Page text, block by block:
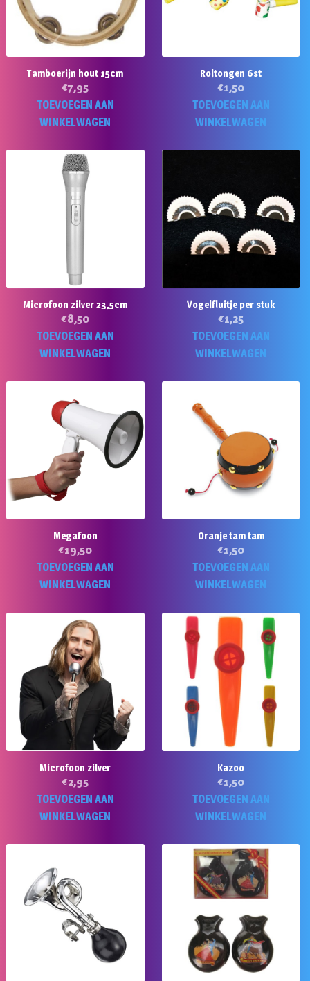
Tamboerijn hout 15cm
€7,95
TOEVOEGEN AAN
WINKELWAGEN
Roltongen 6st
€1,50
TOEVOEGEN AAN
WINKELWAGEN
Microfoon zilver 23,5cm
€8,50
TOEVOEGEN AAN
WINKELWAGEN
Vogelfluitje per stuk
€1,25
TOEVOEGEN AAN
WINKELWAGEN
Megafoon
€19,50
TOEVOEGEN AAN
WINKELWAGEN
Oranje tam tam
€1,50
TOEVOEGEN AAN
WINKELWAGEN
Microfoon zilver
€2,95
TOEVOEGEN AAN
WINKELWAGEN
Kazoo
€1,50
TOEVOEGEN AAN
WINKELWAGEN